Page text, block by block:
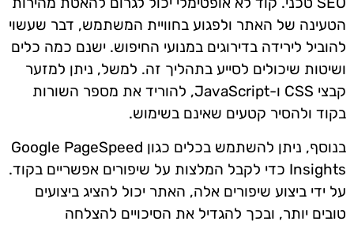
הטעינה של האתר ולפגוע בחוויית המשתמש, דבר שעשוי
להוביל לירידה בדירוגים במנועי החיפוש. ישנם כמה כלים
ושיטות שיכולים לסייע בתהליך זה. למשל, ניתן למזער
קבצי CSS ו-JavaScript, להוריד את מספר השורות
בקוד ולהסיר קטעים שאינם בשימוש.
בנוסף, ניתן להשתמש בכלים כגון Google PageSpeed
Insights כדי לקבל המלצות על שיפורים אפשריים בקוד.
על ידי ביצוע שיפורים אלה, האתר יכול להציג ביצועים
טובים יותר, ובכך להגדיל את הסיכויים להצלחה